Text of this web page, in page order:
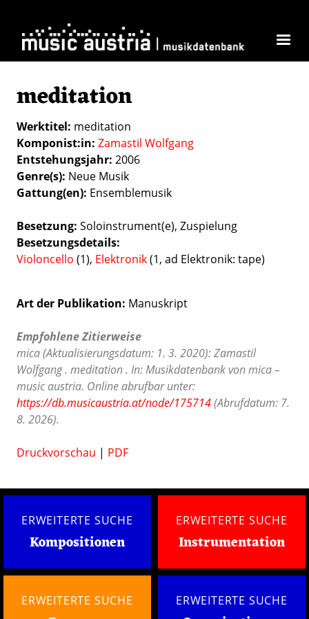
meditation
Werktitel meditation
Komponist:in Zamastil Wolfgang
Entstehungsjahr 2006
Genre(s) Neue Musik
Gattung(en) Ensemblemusik
Besetzung Soloinstrument(e) Zuspielung
Besetzungsdetails
Violoncello (1), Elektronik(1, ad Elektronik: tape)
Art der Publikation Manuskript
Empfohlene Zitierweise
mica (Aktualisierungsdatum: 1. 3. 2020): Zamastil
Wolfgang . meditation . In: Musikdatenbank von mica –
music austria. Online abrufbar unter:
https://db.musicaustria.at/node/175714(Abrufdatum: 7.
8. 2026).
Druckvorschau | PDF
ERWEITERTE SUCHE
Kompositionen
ERWEITERTE SUCHE
Instrumentation
ERWEITERTE SUCHE ERWEITERTE SUCHE